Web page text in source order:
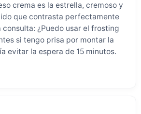
crema es la estrella, cremoso y
que contrasta perfectamente
consulta: ¿Puedo usar el frosting
si tengo prisa por montar la
evitar la espera de 15 minutos.